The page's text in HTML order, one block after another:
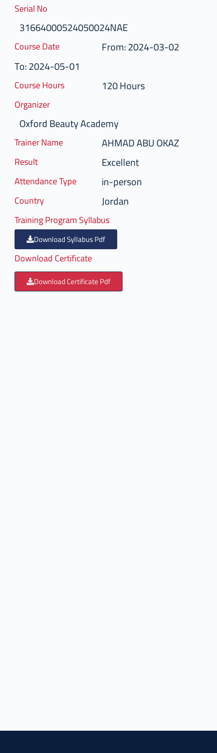
Serial No
31664000524050024NAE
Course Date
From: 2024-03-02
To: 2024-05-01
Course Hours 120 Hours
Organizer
Oxford Beauty Academy
Trainer Name AHMAD ABU OKAZ
Result Excellent
Attendance Type in-person
Country Jordan
Training Program Syllabus
Download Syllabus Pdf
Download Certificate
Download Certificate Pdf